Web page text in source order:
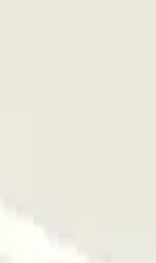
en cualquier
PASE